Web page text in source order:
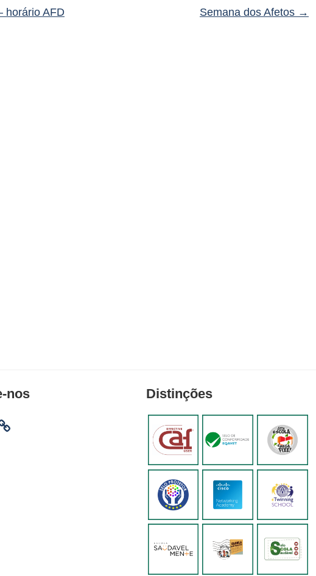
horário AFD Semana dos Afetos →
nos Distinções